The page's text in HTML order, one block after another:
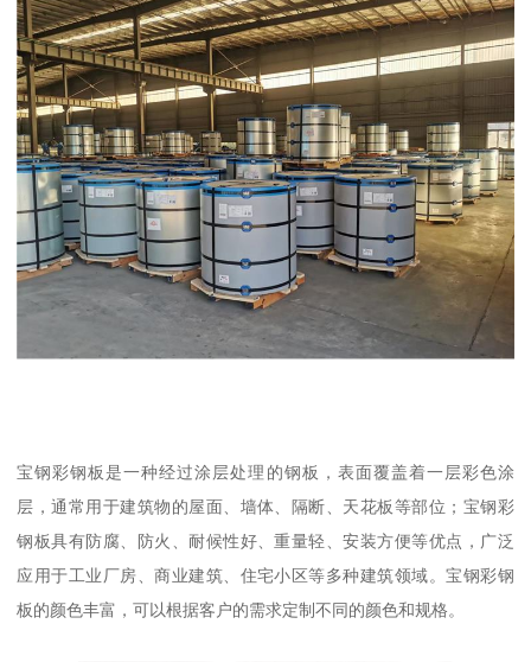
宝钢彩钢板是一种经过涂层处理的钢板，表面覆盖着一层彩色涂
层，通常用于建筑物的屋面、墙体、隔断、天花板等部位；宝钢彩
钢板具有防腐、防火、耐候性好、重量轻、安装方便等优点，广泛
应用于工业厂房、商业建筑、住宅小区等多种建筑领域。宝钢彩钢
板的颜色丰富，可以根据客户的需求定制不同的颜色和规格。